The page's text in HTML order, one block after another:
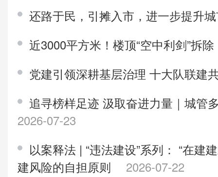
还路于民，引摊入市，进一步提升
近3000平方米！楼顶“空中利剑”拆除
党建引领深耕基层治理 十大队联建
追寻榜样足迹 汲取奋进力量｜城管
2026-07-23
以案释法 | “违法建设”系列： “在建
建风险的自担原则
2026-07-22